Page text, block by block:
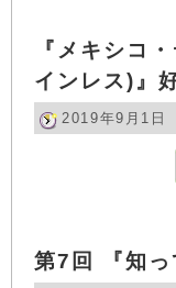
『メキシコ
インレス)』
2019年9月1日
第7回 『知っ